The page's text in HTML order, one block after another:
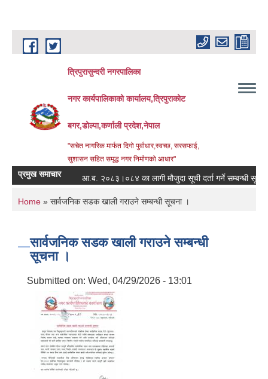
Skip to main content
त्रिपुरासुन्दरी नगरपालिका
नगर कार्यपालिकाको कार्यालय,त्रिपुराकोट
बगर,डोल्पा,कर्णाली प्रदेश,नेपाल
"सचेत नागरिक मार्फत दिगो पुर्वाधार,स्वच्छ, सरसफाई,
सुशासन सहित समृद्ध नगर निर्माणको आधार"
प्रमुख समाचार आ.ब. २०८३।०८४ का लागी मौजुदा सूची दर्ता गर्ने सम्बन्धी सूचना ।
You are here
Home » सार्वजनिक सडक खाली गराउने सम्बन्धी सूचना ।
सार्वजनिक सडक खाली गराउने सम्बन्धी
सूचना ।
Submitted on: Wed, 04/29/2026 - 13:01